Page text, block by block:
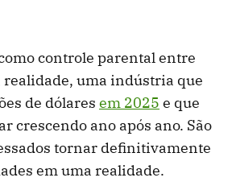
controle parental entre
realidade, uma indústria que
de dólares em 2025 e que
crescendo ano após ano. São
tornar definitivamente
em uma realidade.